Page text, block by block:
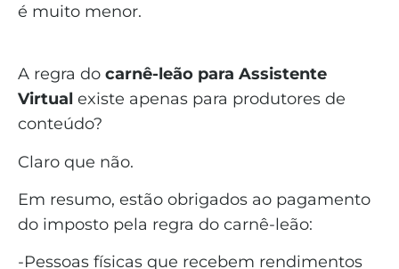
é muito menor.
A regra do carnê-leão para Assistente
Virtual existe apenas para produtores de
conteúdo?
Claro que não.
Em resumo, estão obrigados ao pagamento
do imposto pela regra do carnê-leão:
-Pessoas físicas que recebem rendimentos